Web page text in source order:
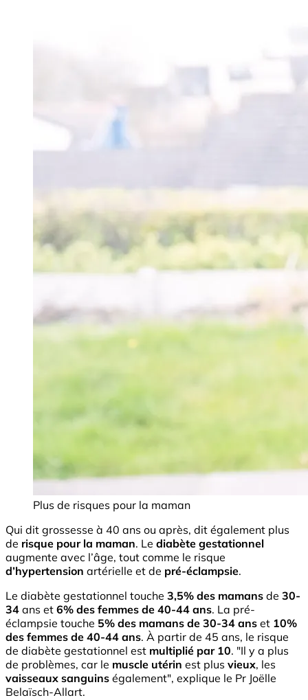
Plus de risques pour la maman
Qui dit grossesse à 40 ans ou après, dit également plus
de risque pour la maman. Le diabète gestationnel
augmente avec l’âge, tout comme le risque
d’hypertension artérielle et de pré-éclampsie.
Le diabète gestationnel touche 3,5% des mamans de 30-
34 ans et 6% des femmes de 40-44 ans. La pré-
éclampsie touche 5% des mamans de 30-34 ans et 10%
des femmes de 40-44 ans. À partir de 45 ans, le risque
de diabète gestationnel est multiplié par 10. "Il y a plus
de problèmes, car le muscle utérin est plus vieux, les
vaisseaux sanguins également", explique le Pr Joëlle
Belaïsch-Allart.